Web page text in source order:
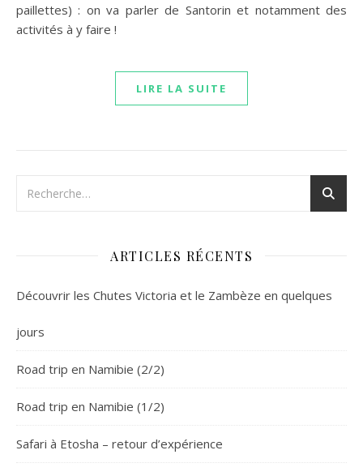
paillettes) : on va parler de Santorin et notamment des
activités à y faire !
LIRE LA SUITE
ARTICLES RÉCENTS
Découvrir les Chutes Victoria et le Zambèze en quelques
jours
Road trip en Namibie (2/2)
Road trip en Namibie (1/2)
Safari à Etosha – retour d’expérience